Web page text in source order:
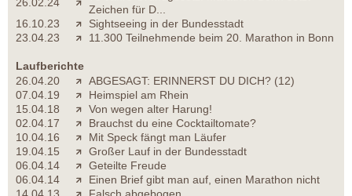
Zeichen für D...
16.10.23
Sightseeing in der Bundesstadt
23.04.23
11.300 Teilnehmende beim 20. Marathon in Bonn
Laufberichte
26.04.20
ABGESAGT: ERINNERST DU DICH? (12)
07.04.19
Heimspiel am Rhein
15.04.18
Von wegen alter Harung!
02.04.17
Brauchst du eine Cocktailtomate?
10.04.16
Mit Speck fängt man Läufer
19.04.15
Großer Lauf in der Bundesstadt
06.04.14
Geteilte Freude
06.04.14
Einen Brief gibt man auf, einen Marathon nicht
14.04.13
Falsch abgebogen